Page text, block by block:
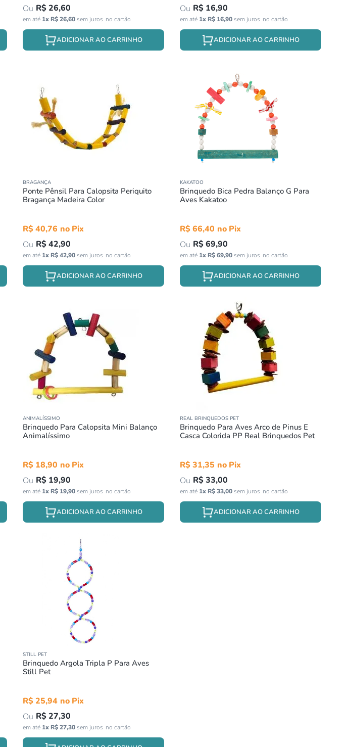
R$26,60
em até 1x R$26,60sem juros
ADICIONAR AO CARRINHO
R$ 16,90
em até 1x R$ 16,90sem juros
ADICIONAR AO CARRINHO
BRAGANÇA
Ponte Pênsil Para Calopsita Periquito
Bragança Madeira Color
R$40,76
R$42,90
em até 1x R$42,90sem juros
ADICIONAR AO CARRINHO
KAKATOO
Brinquedo Bica Pedra Balanço G Para
Aves Kakatoo
R$66,40
R$69,90
em até 1x R$ 69,90sem juros
ADICIONAR AO CARRINHO
ANIMALÍSSIMO
Brinquedo Para Calopsita Mini Balanço
Animalíssimo
R$ 18,90
R$ 19,90
em até 1x R$ 19,90sem juros
ADICIONAR AO CARRINHO
REAL BRINQUEDOS PET
Brinquedo Para Aves Arco de Pinus E
Casca Colorida PP Real Brinquedos Pet
R$31,35
R$33,00
em até 1x R$ 33,00sem juros
ADICIONAR AO CARRINHO
STILL PET
Brinquedo Argola Tripla P Para Aves
Still Pet
R$25,94
R$27,30
em até 1x R$27,30sem juros